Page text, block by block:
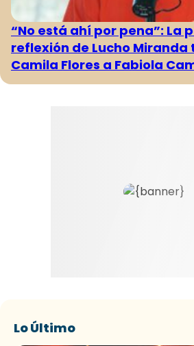
“No está ahí por pena”: La
reflexión de Lucho Miranda
Camila Flores a Fabiola
Lo Último